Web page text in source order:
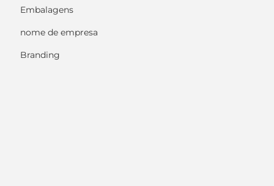
Embalagens
nome de empresa
Branding